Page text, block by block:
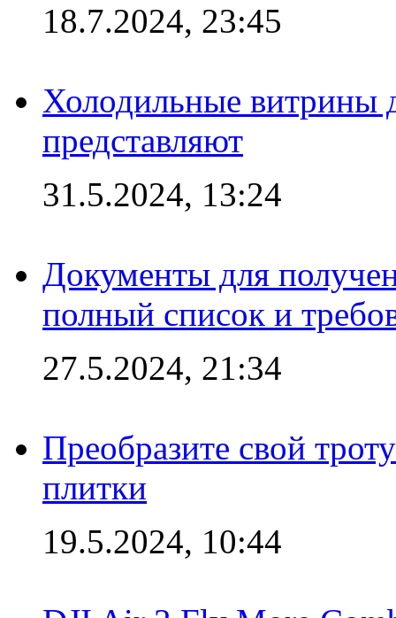
18.7.2024, 23:45
Холодильные витрины
представляют
31.5.2024, 13:24
Документы для
полный список и
27.5.2024, 21:34
Преобразите свой
плитки
19.5.2024, 10:44